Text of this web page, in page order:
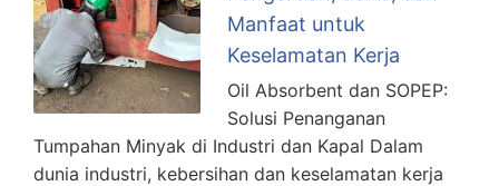
Manfaat untuk
Keselamatan Kerja
Oil Absorbent dan SOPEP:
Solusi Penanganan
Tumpahan Minyak di Industri dan Kapal Dalam
dunia industri, kebersihan dan keselamatan kerja